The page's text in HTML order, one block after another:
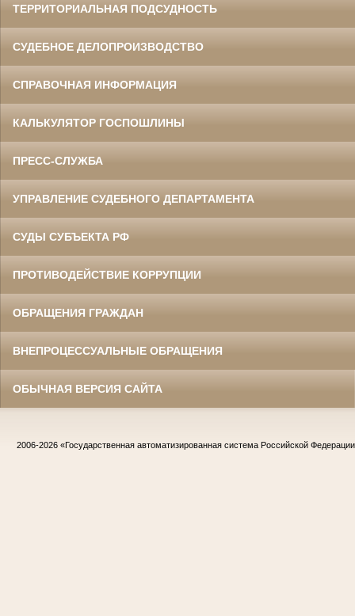
ТЕРРИТОРИАЛЬНАЯ ПОДСУДНОСТЬ
СУДЕБНОЕ ДЕЛОПРОИЗВОДСТВО
СПРАВОЧНАЯ ИНФОРМАЦИЯ
КАЛЬКУЛЯТОР ГОСПОШЛИНЫ
ПРЕСС-СЛУЖБА
УПРАВЛЕНИЕ СУДЕБНОГО ДЕПАРТАМЕНТА
СУДЫ СУБЪЕКТА РФ
ПРОТИВОДЕЙСТВИЕ КОРРУПЦИИ
ОБРАЩЕНИЯ ГРАЖДАН
ВНЕПРОЦЕССУАЛЬНЫЕ ОБРАЩЕНИЯ
ОБЫЧНАЯ ВЕРСИЯ САЙТА
2006-2026 «Государственная автоматизированная система Российской